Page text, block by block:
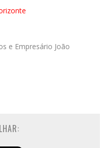
e Empresário João